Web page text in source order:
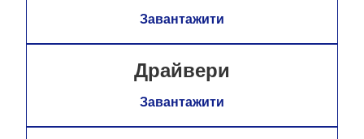
Завантажити
Драйвери
Завантажити